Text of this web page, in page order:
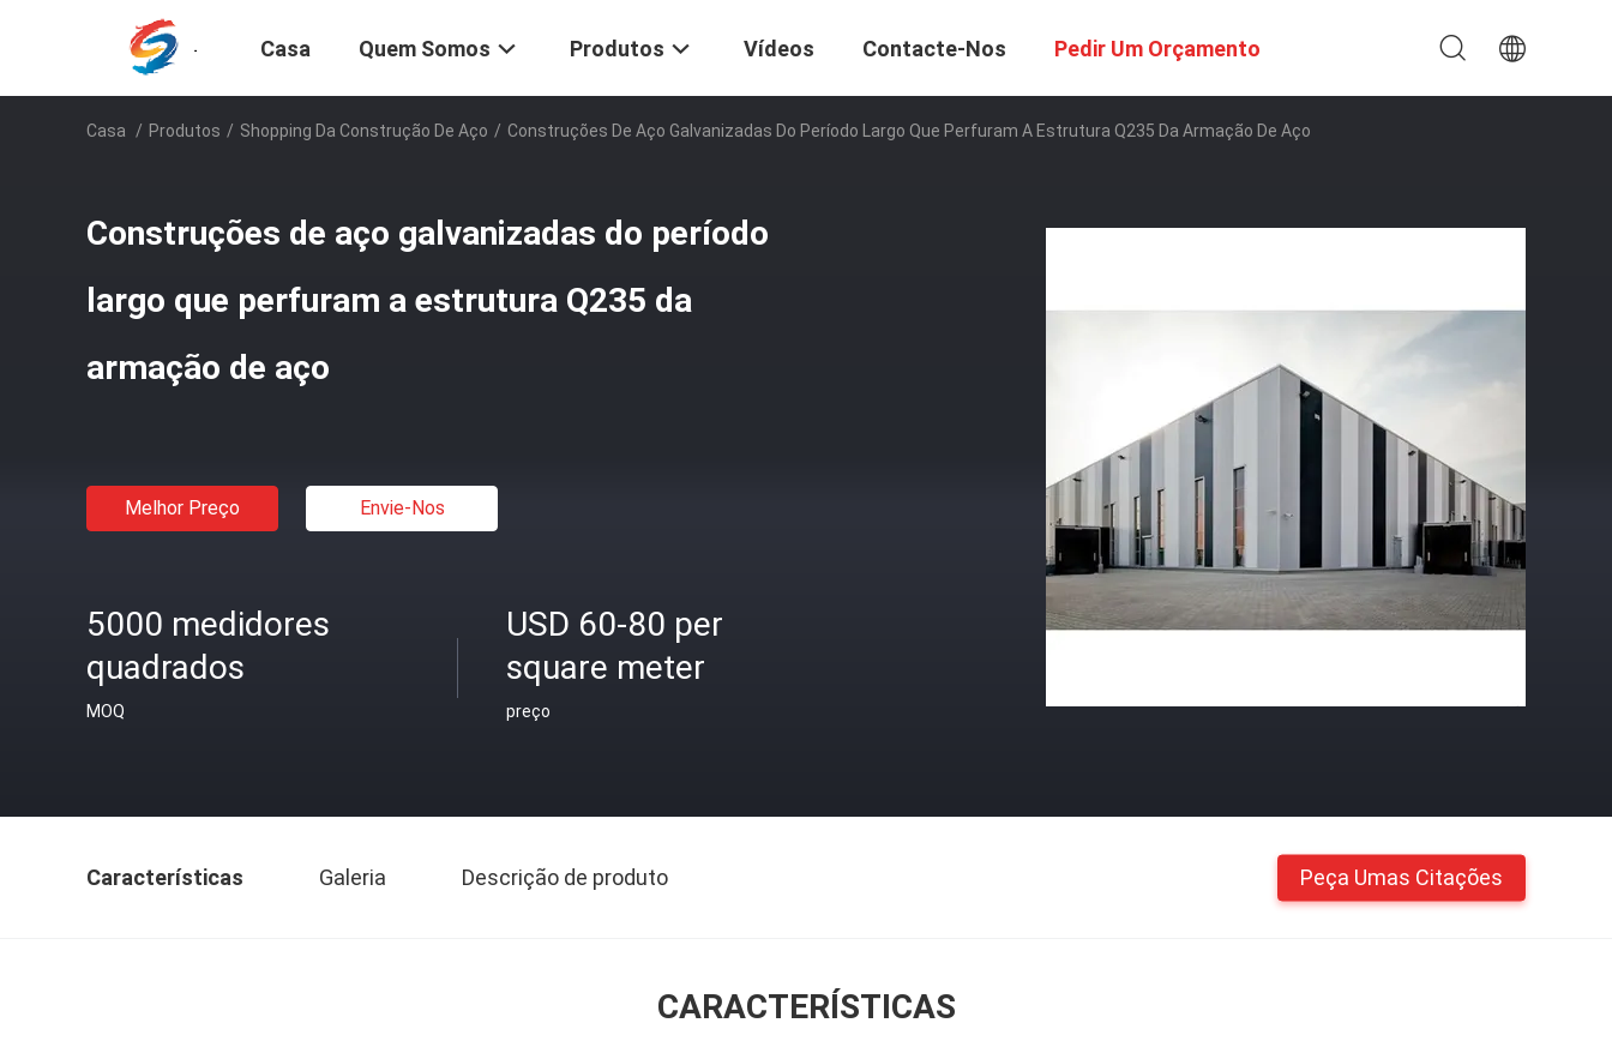
Casa Quem Somos Produtos Vídeos Contacte-Nos Pedir Um Orçamento
Casa / Produtos / Shopping Da Construção De Aço / Construções De Aço Galvanizadas Do Período Largo Que Perfuram A Estrutura Q235 Da Armação De Aço
Construções de aço galvanizadas do período
largo que perfuram a estrutura Q235 da
armação de aço
Melhor Preço Envie-Nos
5000 medidores
quadrados
MOQ
USD 60-80 per
square meter
preço
Características Galeria Descrição de produto Peça Umas Citações
CARACTERÍSTICAS